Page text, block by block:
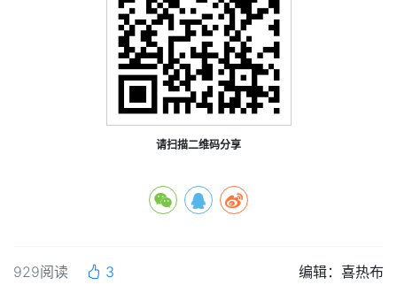
请扫描二维码分享
929阅读 3 编辑：喜热布